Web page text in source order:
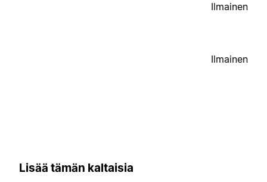
Ilmainen
Ilmainen
Lisää tämän kaltaisia